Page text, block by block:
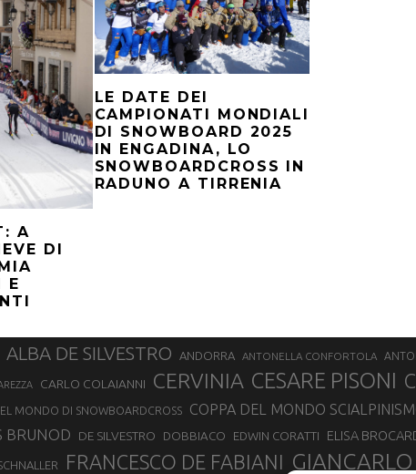
A
DI
E
LE DATE DEI
CAMPIONATI MONDIALI
DI SNOWBOARD 2025
IN ENGADINA, LO
SNOWBOARDCROSS IN
RADUNO A TIRRENIA
ALBA DE SILVESTRO ANDORRA ANTONELLA CONFORTOLA
CARLO COLAIANNI CERVINIA CESARE PISONI
MONDO DI SNOWBOARDCROSS COPPA DEL MONDO
BRUNOD DE SILVESTRO DOBBIACO EDWIN CORATTI ELISA
FRANCESCO DE FABIANI